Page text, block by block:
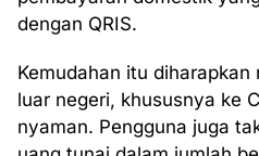
dengan QRIS.
Kemudahan itu
luar negeri, khususnya ke
nyaman. Pengguna juga